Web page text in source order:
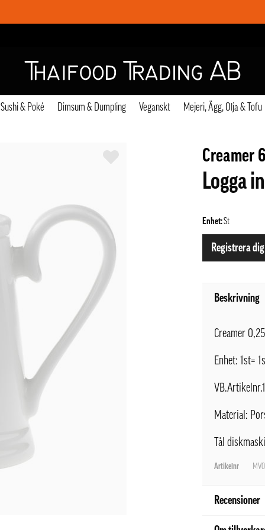
Sushi & Poké Dimsum & Dumpling Veganskt Mejeri, Ägg, Olja & Tofu
Creamer
Logga
Enhet:St
Registrera dig
Beskrivning
Creamer
Enhet: 1st=
Material:
Tål
Artikelnr
Recensioner